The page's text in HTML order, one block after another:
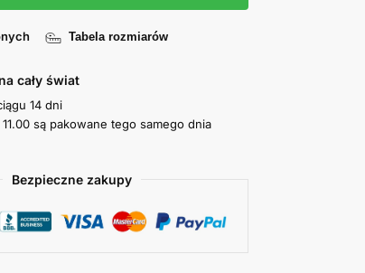
Tabela rozmiarów
cały świat
14 dni
są pakowane tego samego dnia
Bezpieczne zakupy